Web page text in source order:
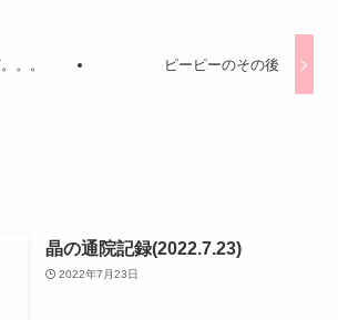
。。 ピーピーのその後
晶の通院記録(2022.7.23)
2022年7月23日